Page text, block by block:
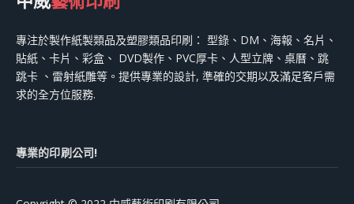
專注於製作紙製類品及塑膠類品印刷： 型錄、DM、海報、名片、
貼紙、卡片、彩盒、 DVD製作、PVC厚卡、人型立牌、桌曆、跳
跳卡 、雷射紙雕等。提供專業的設計, 準確的交期以及滿足客戶需
求的全方位服務.
專業的印刷公司!